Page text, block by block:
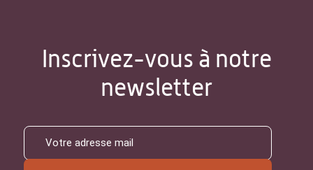
Inscrivez-vous à notre
newsletter